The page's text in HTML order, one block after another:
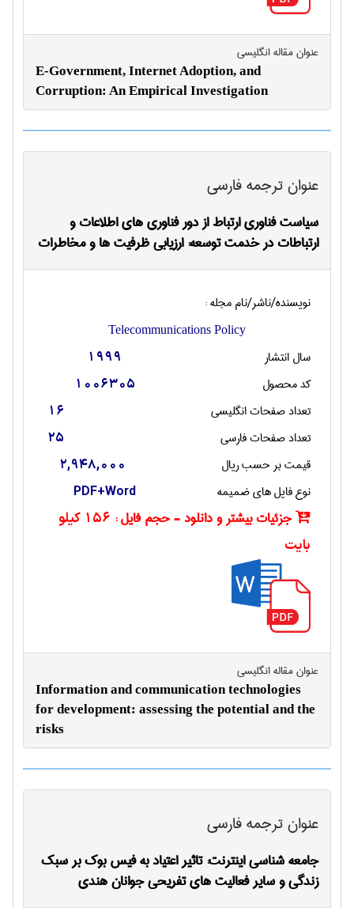
عنوان مقاله انگليسی
E-Government, Internet Adoption, and
Corruption: An Empirical Investigation
عنوان ترجمه فارسی
سیاست فناوری ارتباط از دور فناوری های اطلاعات و
ارتباطات در خدمت توسعه: ارزیابی ظرفیت ها و مخاطرات
نویسنده/ناشر/نام مجله :
Telecommunications Policy
سال انتشار 1999
کد محصول 1006305
تعداد صفحات انگليسی 16
تعداد صفحات فارسی 25
قیمت بر حسب ریال 2,948,000
نوع فایل های ضمیمه PDF+Word
جزئیات بیشتر و دانلود - حجم فایل :
156 کیلو
بایت
عنوان مقاله انگليسی
Information and communication technologies
for development: assessing the potential and the
risks
عنوان ترجمه فارسی
جامعه شناسی اینترنت: تاثیر اعتیاد به فیس بوک بر سبک
زندگی و سایر فعالیت های تفریحی جوانان هندی